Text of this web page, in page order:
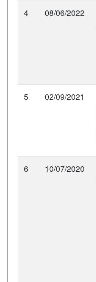
4 08/06/2022
5 02/09/2021
6 10/07/2020